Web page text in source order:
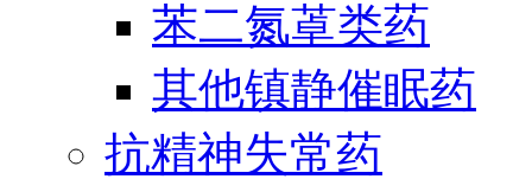
苯二氮䓬类药
其他镇静催眠药
抗精神失常药